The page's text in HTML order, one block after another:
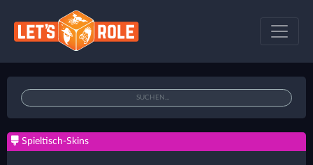
Spieltisch-Skins